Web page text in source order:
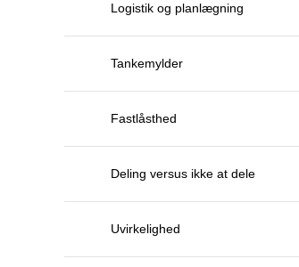
Logistik og planlægning
Tankemylder
Fastlåsthed
Deling versus ikke at dele
Uvirkelighed